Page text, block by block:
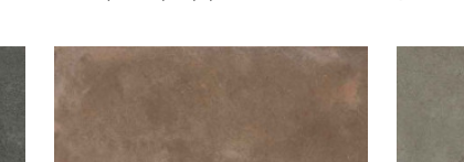
Panele winylowe